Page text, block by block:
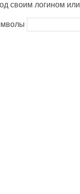
своим логином или